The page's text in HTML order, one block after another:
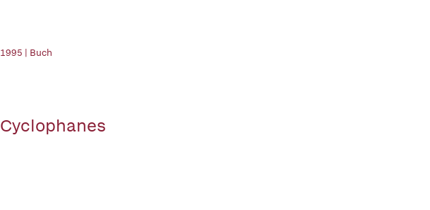
1995 | Buch
Cyclophanes